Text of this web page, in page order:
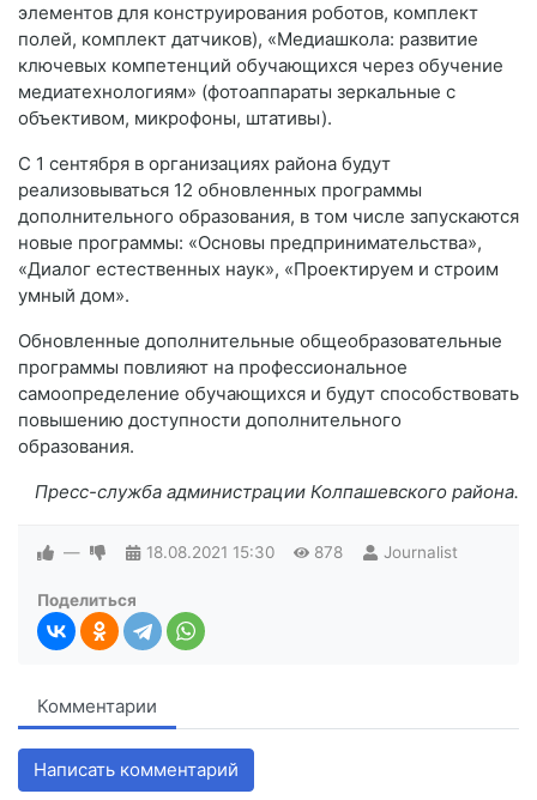
элементов для конструирования роботов, комплект
полей, комплект датчиков), «Медиашкола: развитие
ключевых компетенций обучающихся через обучение
медиатехнологиям» (фотоаппараты зеркальные с
объективом, микрофоны, штативы).
С 1 сентября в организациях района будут
реализовываться 12 обновленных программы
дополнительного образования, в том числе запускаются
новые программы: «Основы предпринимательства»,
«Диалог естественных наук», «Проектируем и строим
умный дом».
Обновленные дополнительные общеобразовательные
программы повлияют на профессиональное
самоопределение обучающихся и будут способствовать
повышению доступности дополнительного
образования.
Пресс-служба администрации Колпашевского района.
— 18.08.2021 15:30 878 Journalist
Поделиться
Комментарии
Написать комментарий